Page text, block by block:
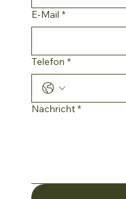
E-Mail *
Telefon *
Nachricht *